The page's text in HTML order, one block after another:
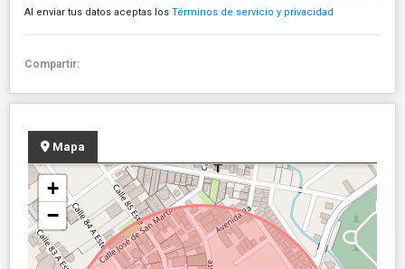
Al enviar tus datos aceptas los Términos de servicio y privacidad
Compartir:
Mapa
+
−